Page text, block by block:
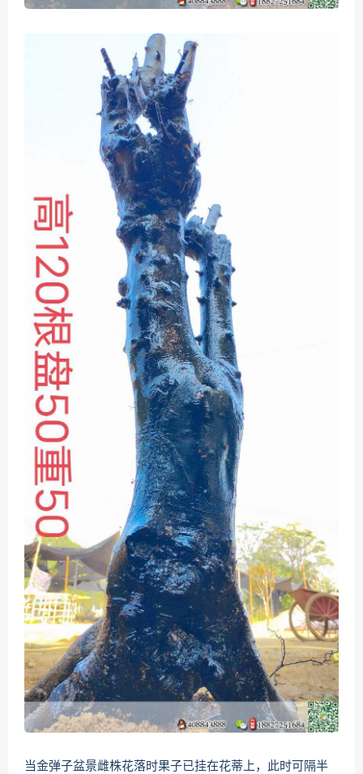
当金弹子盆景雌株花落时果子已挂在花蒂上，此时可隔半